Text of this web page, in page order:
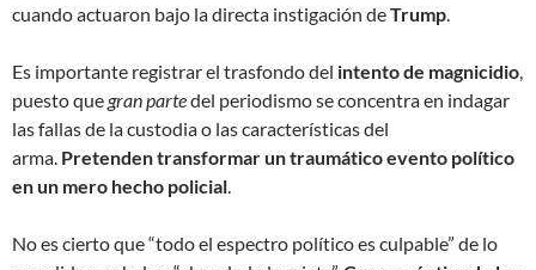
cuando actuaron bajo la directa instigación deTrump.
Es importante registrar el trasfondo del intento de magnicidio,
puesto que gran partedel periodismo se concentra en indagar
las fallas de la custodia o las características del
arma. Pretenden transformar un traumático evento político
en un mero hecho policial.
No es cierto que “todo el espectro político es culpable” de lo